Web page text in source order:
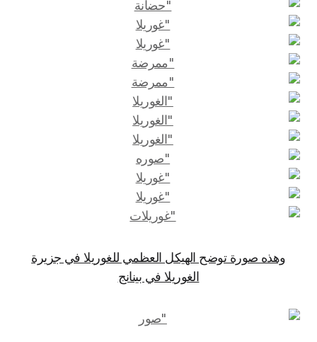
وهذه صورة توضح الهيكل العظمي للغوريلا في جزيرة
الغوريلا في بينانج